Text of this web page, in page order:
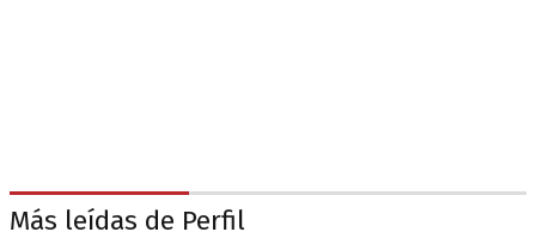
Más leídas de Perfil